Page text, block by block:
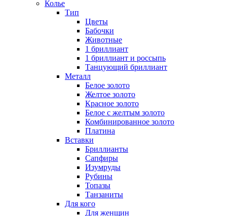
Колье
Тип
Цветы
Бабочки
Животные
1 бриллиант
1 бриллиант и россыпь
Танцующий бриллиант
Металл
Белое золото
Желтое золото
Красное золото
Белое с желтым золото
Комбинированное золото
Платина
Вставки
Бриллианты
Сапфиры
Изумруды
Рубины
Топазы
Танзаниты
Для кого
Для женщин